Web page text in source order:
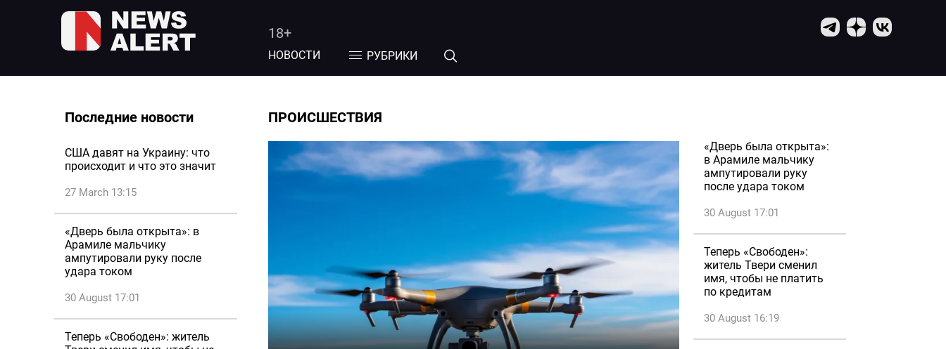
18+
НОВОСТИ РУБРИКИ
Последние новости
США давят на Украину: что
происходит и что это значит
27 March 13:15
«Дверь была открыта»: в
Арамиле мальчику
ампутировали руку после
удара током
30 August 17:01
Теперь «Свободен»: житель
ПРОИСШЕСТВИЯ
«Дверь была открыта»:
в Арамиле мальчику
ампутировали руку
после удара током
30 August 17:01
Теперь «Свободен»:
житель Твери сменил
имя, чтобы не платить
по кредитам
30 August 16:19